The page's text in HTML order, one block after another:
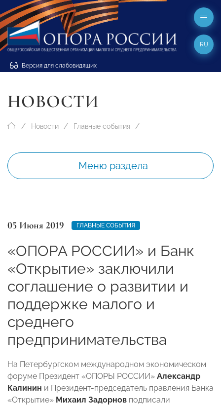
Версия для слабовидящих
RU
НОВОСТИ
Новости Главные события
Меню раздела
05 Июня 2019 ГЛАВНЫЕ СОБЫТИЯ
«ОПОРА РОССИИ» и Банк
«Открытие» заключили
соглашение о развитии и
поддержке малого и
среднего
предпринимательства
На Петербургском международном экономическом
форуме Президент «ОПОРЫ РОССИИ» Александр
Калинин и Президент-председатель правления Банка
«Открытие» Михаил Задорнов подписали